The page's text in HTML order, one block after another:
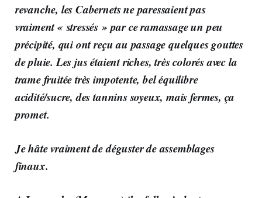
revanche, les Cabernetsne paressaient pas
vraiment « stressés » par ce ramassage un peu
précipité, qui ont reçu au passage quelques gouttes
de pluie. Les jus étaient riches, très colorés avec la
trame fruitée très impotente, bel équilibre
acidité/sucre, des tannins soyeux, mais fermes, ça
promet.
Je hâte vraiment de déguster de assemblages
finaux.